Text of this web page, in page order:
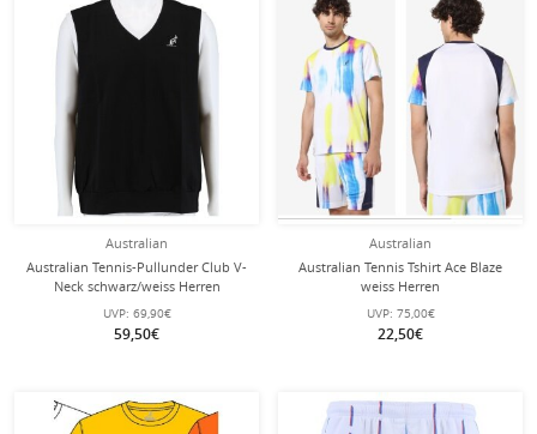
Australian
Australian Tennis-Pullunder Club V-
Neck schwarz/weiss Herren
UVP: 69,90€
59,50€
Australian
Australian Tennis Tshirt Ace Blaze
weiss Herren
UVP: 75,00€
22,50€